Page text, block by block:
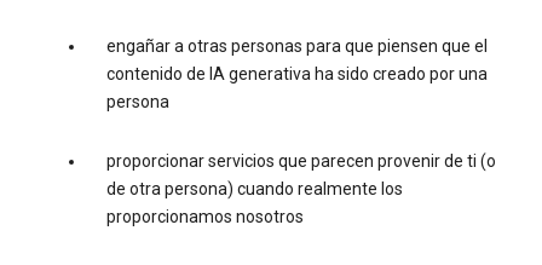
engañar a otras personas para que piensen que el
contenido de IA generativa ha sido creado por una
persona
proporcionar servicios que parecen provenir de ti (o
de otra persona) cuando realmente los
proporcionamos nosotros